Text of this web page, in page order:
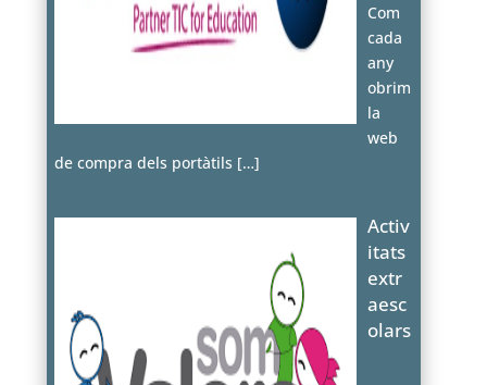
Com
cada
any
obrim
la
web
de compra dels portàtils […]
Activ
itats
extr
aesc
olars